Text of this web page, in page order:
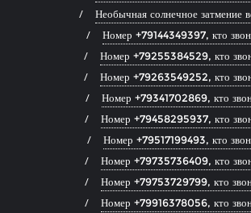
Необычная солнечное затмение
Номер +79144349397, кто
Номер +79255384529, кто
Номер +79263549252, кто
Номер +79341702869, кто
Номер +79458295937, кто
Номер +79517199493, кто
Номер +79735736409, кто
Номер +79753729799, кто
Номер +79916378056, кто